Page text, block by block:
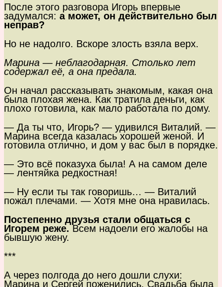
После этого разговора Игорь впервые
задумался: а может, он действительно был
неправ?
Но не надолго. Вскоре злость взяла верх.
Марина — неблагодарная. Столько лет
содержал её, а она предала.
Он начал рассказывать знакомым, какая она
была плохая жена. Как тратила деньги, как
плохо готовила, как мало работала по дому.
— Да ты что, Игорь? — удивился Виталий. —
Марина всегда казалась хорошей женой. И
готовила отлично, и дом у вас был в порядке.
— Это всё показуха была! А на самом деле
— лентяйка редкостная!
— Ну если ты так говоришь… — Виталий
пожал плечами. — Хотя мне она нравилась.
Постепенно друзья стали общаться с
Игорем реже.Всем надоели его жалобы на
бывшую жену.
***
А через полгода до него дошли слухи:
Марина и Сергей поженились. Свадьба была